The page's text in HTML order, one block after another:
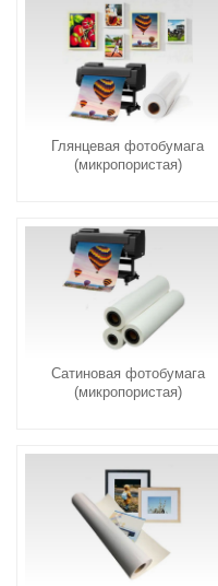
Глянцевая фотобумага
(микропористая)
Сатиновая фотобумага
(микропористая)